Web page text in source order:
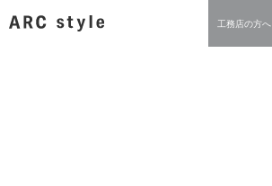
工務店の方へ